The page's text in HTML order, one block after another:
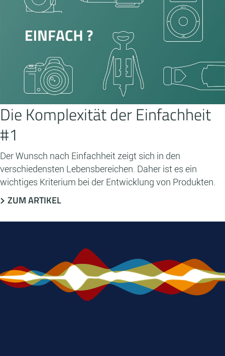
Die Komplexität der Einfachheit
#1
Der Wunsch nach Einfachheit zeigt sich in den
verschiedensten Lebensbereichen. Daher ist es ein
wichtiges Kriterium bei der Entwicklung von Produkten.
ZUM ARTIKEL